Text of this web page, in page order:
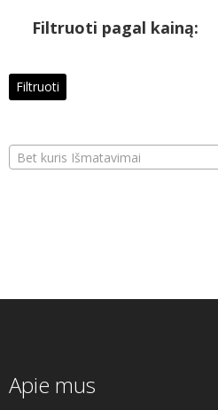
Filtruoti pagal kainą:
Filtruoti
Bet kuris Išmatavimai
Apie mus